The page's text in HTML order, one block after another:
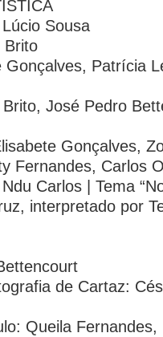
Sousa
Brito
Patrícia
José Pedro
Gonçalves,
Fernandes, Carlos
Carlos | Tema
interpretado por
de Cartaz:
Queila Fernandes,